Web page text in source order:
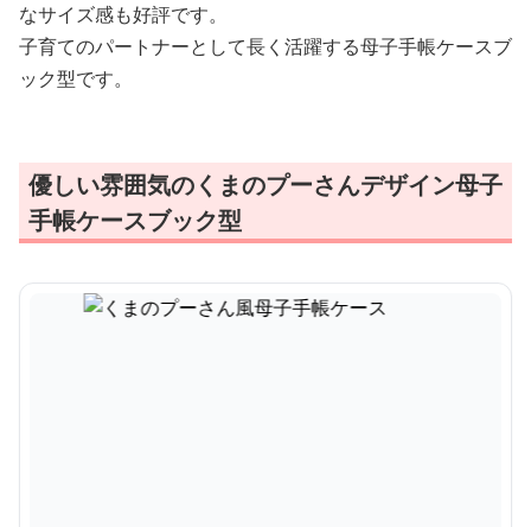
なサイズ感も好評です。
子育てのパートナーとして長く活躍する母子手帳ケースブ
ック型です。
優しい雰囲気のくまのプーさんデザイン母子
手帳ケースブック型